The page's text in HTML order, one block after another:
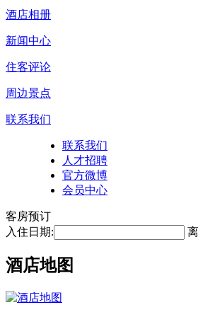
酒店相册
新闻中心
住客评论
周边景点
联系我们
联系我们
人才招聘
官方微博
会员中心
客房预订
入住日期:
酒店地图